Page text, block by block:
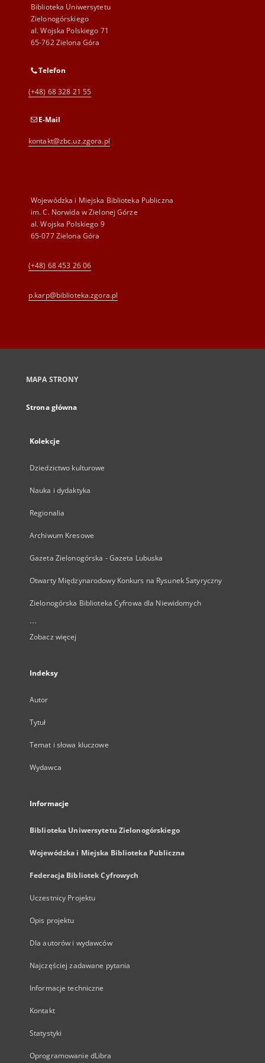
Biblioteka Uniwersytetu
Zielonogórskiego
al. Wojska Polskiego 71
65-762 Zielona Góra
Telefon
(+48) 68 328 21 55
E-Mail
kontakt@zbc.uz.zgora.pl
Wojewódzka i Miejska Biblioteka Publiczna
im. C. Norwida w Zielonej Górze
al. Wojska Polskiego 9
65-077 Zielona Góra
(+48) 68 453 26 06
p.karp@biblioteka.zgora.pl
MAPA STRONY
Strona główna
Kolekcje
Dziedzictwo kulturowe
Nauka i dydaktyka
Regionalia
Archiwum Kresowe
Gazeta Zielonogórska - Gazeta Lubuska
Otwarty Międzynarodowy Konkurs na Rysunek Satyryczny
Zielonogórska Biblioteka Cyfrowa dla Niewidomych
...
Zobacz więcej
Indeksy
Autor
Tytuł
Temat i słowa kluczowe
Wydawca
Informacje
Biblioteka Uniwersytetu Zielonogórskiego
Wojewódzka i Miejska Biblioteka Publiczna
Federacja Bibliotek Cyfrowych
Uczestnicy Projektu
Opis projektu
Dla autorów i wydawców
Najczęściej zadawane pytania
Informacje techniczne
Kontakt
Statystyki
Oprogramowanie dLibra